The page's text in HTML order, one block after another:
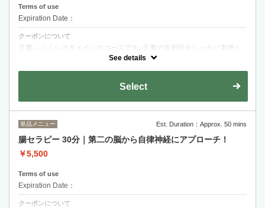
Terms of use
Expiration Date：
クーポンについて
足裏～ふくらはぎメインのコースです♪足裏の反射区をしっかり刺激し
て、第2の心臓であるふくらはぎもほぐします。※オイルを使用しま
See details
Select
単品メニュー Est. Duration：Approx. 50 mins
腸セラピー 30分｜第二の脳から自律神経にアプローチ！
￥5,500
Terms of use
Expiration Date：
クーポンについて